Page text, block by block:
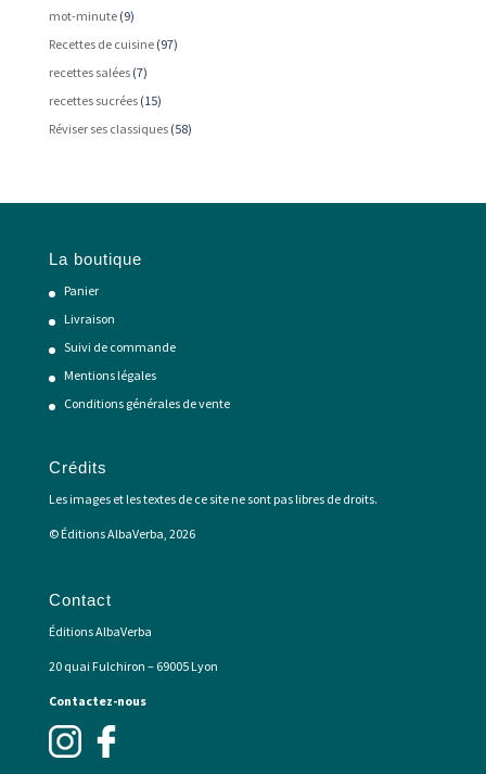
mot-minute(9)
Recettes de cuisine(97)
recettes salées(7)
recettes sucrées(15)
Réviser ses classiques(58)
La boutique
Panier
Livraison
Suivi de commande
Mentions légales
Conditions générales de vente
Crédits
Les images et les textes de ce site ne sont pas libres de droits.
© Éditions AlbaVerba, 2026
Contact
Éditions AlbaVerba
20 quai Fulchiron – 69005 Lyon
Contactez-nous